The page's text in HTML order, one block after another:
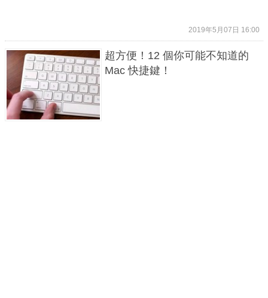
2019年5月07日 16:00
超方便！12 個你可能不知道的
Mac 快捷鍵！